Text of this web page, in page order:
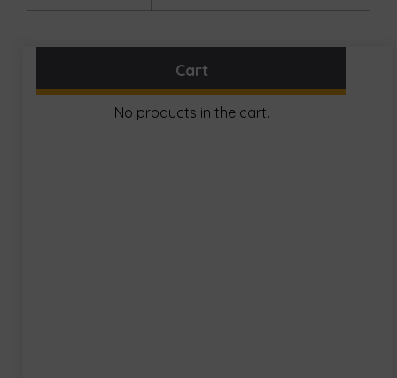
Cart
No products in the cart.